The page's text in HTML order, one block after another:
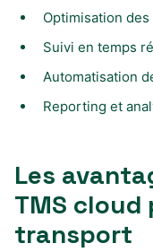
Optimisation
Suivi en temps
Automatisation
Reporting et
Les
TMS
transport